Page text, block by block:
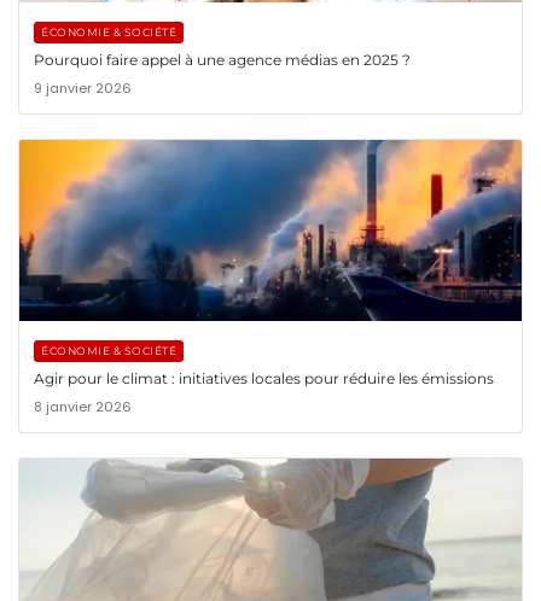
ÉCONOMIE & SOCIÉTÉ
Pourquoi faire appel à une agence médias en 2025 ?
9 janvier 2026
ÉCONOMIE & SOCIÉTÉ
Agir pour le climat : initiatives locales pour réduire les émissions
8 janvier 2026